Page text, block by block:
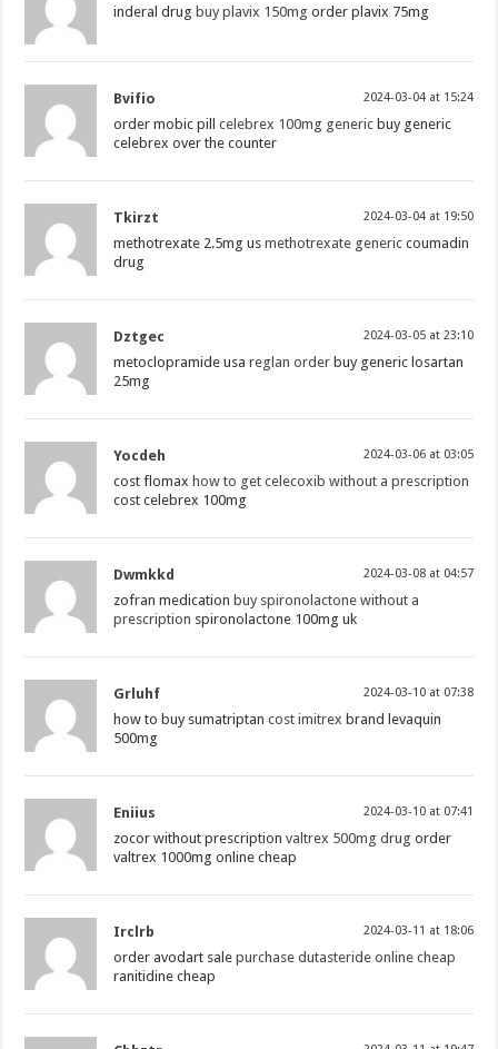
inderal drug buy plavix 150mg order plavix 75mg
Bvifio 2024-03-04 at 15:24
order mobic pillcelebrex 100mg generic buy generic
celebrex over the counter
Tkirzt 2024-03-04 at 19:50
methotrexate 2.5mg usmethotrexate generic coumadin
drug
Dztgec 2024-03-05 at 23:10
metoclopramide usareglan order buy generic losartan
25mg
Yocdeh 2024-03-06 at 03:05
cost flomax how to get celecoxib without a prescription
cost celebrex 100mg
Dwmkkd 2024-03-08 at 04:57
zofran medication buy spironolactone without a
prescription spironolactone 100mg uk
Grluhf 2024-03-10 at 07:38
how to buy sumatriptancost imitrex brand levaquin
500mg
Eniius 2024-03-10 at 07:41
zocor without prescriptionvaltrex 500mg drug order
valtrex 1000mg online cheap
Irclrb 2024-03-11 at 18:06
order avodart salepurchase dutasteride online cheap
ranitidine cheap